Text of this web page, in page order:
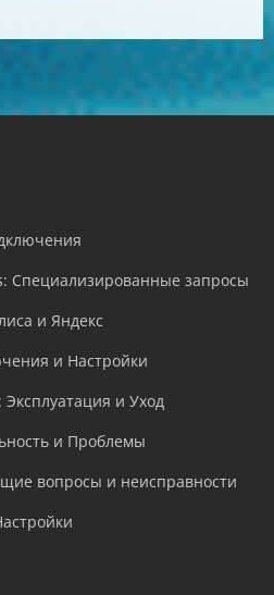
Специализированные запросы
и Яндекс
и Настройки
и Уход
и Проблемы
вопросы и неисправности